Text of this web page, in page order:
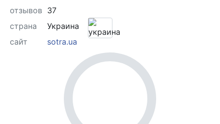
отзывов 37
страна
Украина
сайт
sotra.ua